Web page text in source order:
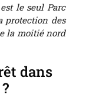
le seul Parc
protection des
la moitié nord
dans